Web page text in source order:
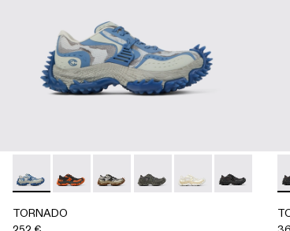
TORNADO - A500043-008 - GRAY-BLUE
TORNADO - A500043-009 - GRAY-
TORNADO - A500043-007 -
TORNADO - A500043-
TORNADO -TORNADO
TORNADO